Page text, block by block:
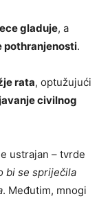
gladuje, a
pothranjenosti.
rata, optužujući
civilnog
ustrajan – tvrde
bi se spriječila
. Međutim, mnogi